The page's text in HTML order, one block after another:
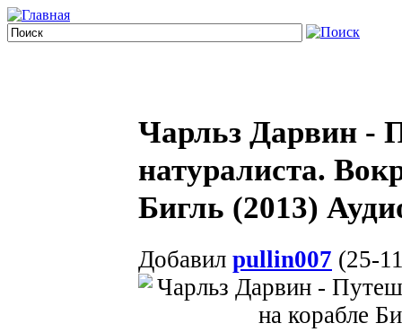
Чарльз Дарвин -
натуралиста.
Бигль (2013)
Добавил pullin007 (25-